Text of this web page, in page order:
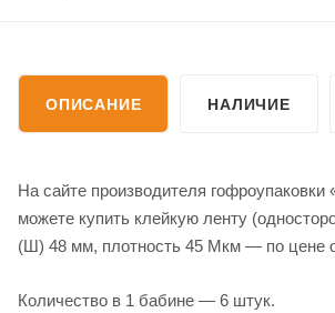
ОПИСАНИЕ НАЛИЧИЕ
На сайте производителя
можете купить клейкую ленту
(Ш) 48 мм, плотность 45 Мкм — по цене
Количество в 1 бабине — 6 штук.